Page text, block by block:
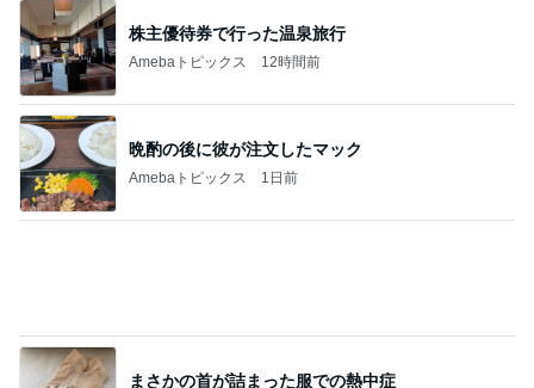
株主優待券で行った温泉旅行
Amebaトピックス 12時間前
晩酌の後に彼が注文したマック
Amebaトピックス 1日前
まさかの首が詰まった服での熱中症